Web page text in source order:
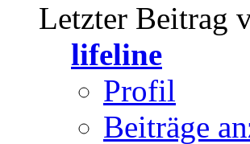
Letzter Beitrag
lifeline
Profil
Beiträge